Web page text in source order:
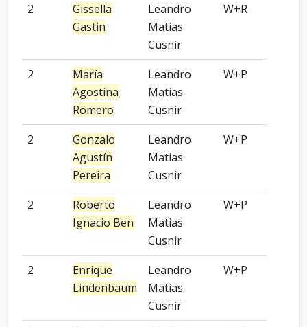
2
Gissella
Gastin
Leandro
Matias
Cusnir
W+R
2
María
Agostina
Romero
Leandro
Matias
Cusnir
W+P
2
Gonzalo
Agustín
Pereira
Leandro
Matias
Cusnir
W+P
2
Roberto
Ignacio Ben
Leandro
Matias
Cusnir
W+P
2
Enrique
Lindenbaum
Leandro
Matias
Cusnir
W+P